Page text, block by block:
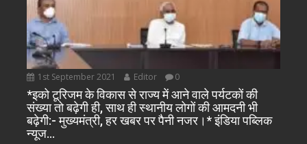
1st September 2021 Editor 0
*इको टूरिजम के विकास से राज्य में आने वाले पर्यटकों की
संख्या तो बढ़ेगी ही, साथ ही स्थानीय लोगों की आमदनी भी
बढ़ेगी:- मुख्यमंत्री, हर खबर पर पैनी नजर।* इंडिया पब्लिक
न्यूज…